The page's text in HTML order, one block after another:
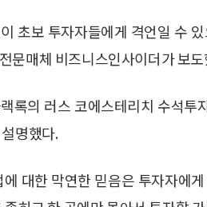
초보 투자자들에게 격언일 수
문매체 비즈니스인사이더가 보
록의 러스 코에스테리치 수석투
명했다.
대한 막연한 믿음은 투자자에